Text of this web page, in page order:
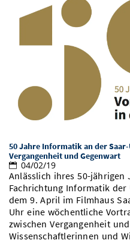
50 Jahre Informatik an der
Vergangenheit und Gegenwart
04/02/19
Anlässlich ihres 50-
Fachrichtung Informatik der
dem 9. April im Filmhaus
Uhr eine wöchentliche
zwischen Vergangenheit
Wissenschaftlerinnen und